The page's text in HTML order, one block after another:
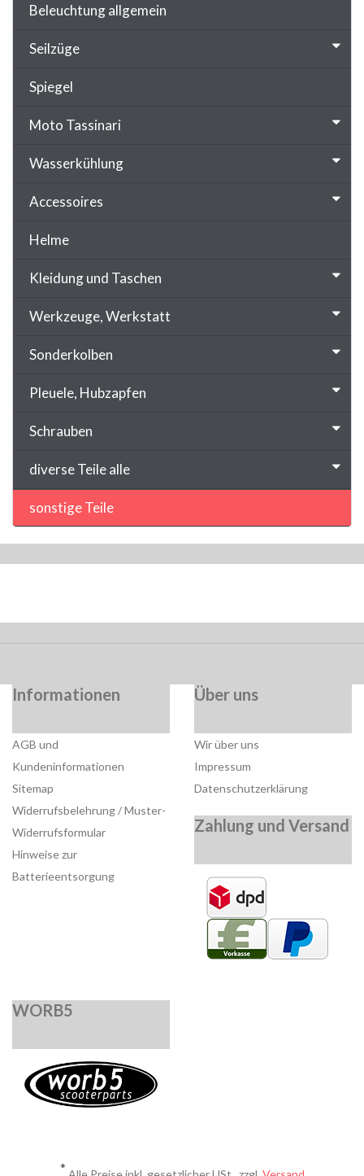
Beleuchtung allgemein
Seilzüge
Spiegel
Moto Tassinari
Wasserkühlung
Accessoires
Helme
Kleidung und Taschen
Werkzeuge, Werkstatt
Sonderkolben
Pleuele, Hubzapfen
Schrauben
diverse Teile alle
sonstige Teile
Informationen
AGB und
Kundeninformationen
Sitemap
Widerrufsbelehrung / Muster-
Widerrufsformular
Hinweise zur
Batterieentsorgung
Über uns
Wir über uns
Impressum
Datenschutzerklärung
Zahlung und Versand
WORB5
*